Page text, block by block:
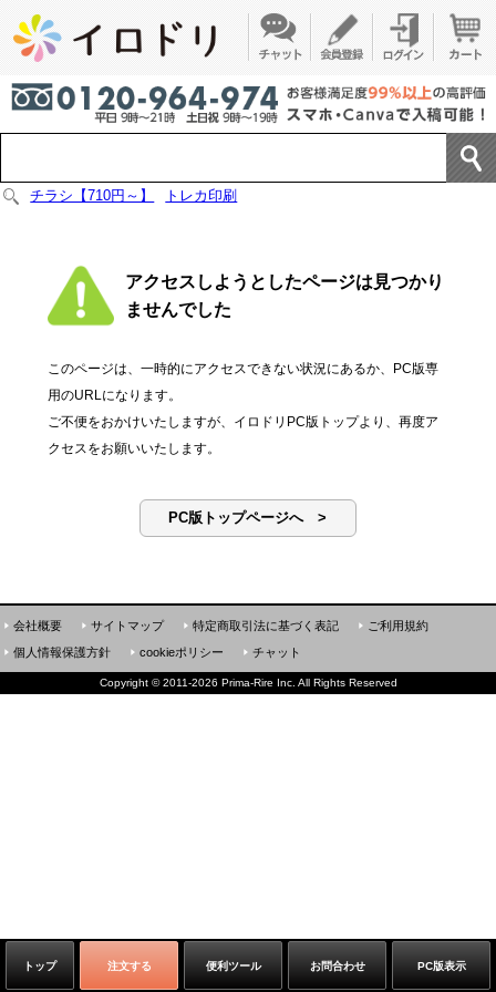
チラシ【710円～】 トレカ印刷
アクセスしようとしたページは見つかり
ませんでした
このページは、一時的にアクセスできない状況にあるか、PC版専
用のURLになります。
ご不便をおかけいたしますが、イロドリPC版トップより、再度ア
クセスをお願いいたします。
PC版トップページへ >
トップ 注文する 便利ツール お問合わせ PC版表示
会社概要 サイトマップ 特定商取引法に基づく表記
ご利用規約
個人情報保護方針
cookieポリシー チャット
Copyright ©2011-2026 Prima-Rire Inc. All Rights Reserved